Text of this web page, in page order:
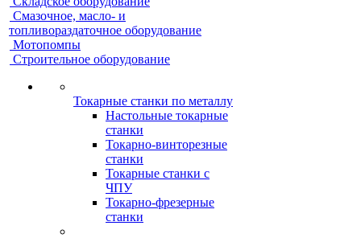
Смазочное, масло- и
топливораздаточное оборудование
Мотопомпы
Строительное оборудование
Токарные станки по металлу
Настольные токарные
станки
Токарно-винторезные
станки
Токарные станки с
ЧПУ
Токарно-фрезерные
станки